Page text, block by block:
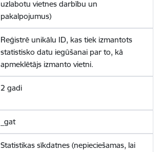
uzlabotu vietnes darbību un
pakalpojumus)
Reģistrē unikālu ID, kas tiek izmantots
statistisko datu iegūšanai par to, kā
apmeklētājs izmanto vietni.
2 gadi
_gat
Statistikas sīkdatnes (nepieciešamas, lai